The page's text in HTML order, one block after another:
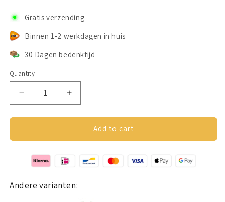
Gratis verzending
Binnen 1-2 werkdagen in huis
30 Dagen bedenktijd
Quantity
Decrease
quantity
for
Voor
(Ster
Kwastjes)
Goudkleurig
Increase
quantity
for
Earcuffs
Voor
(Ster
Add to cart
Andere varianten: